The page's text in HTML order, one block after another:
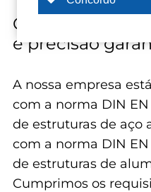
Os nossos
e precisão
A nossa empresa
com a norma DIN
de estruturas de aço
com a norma DIN
de estruturas de
Cumprimos os